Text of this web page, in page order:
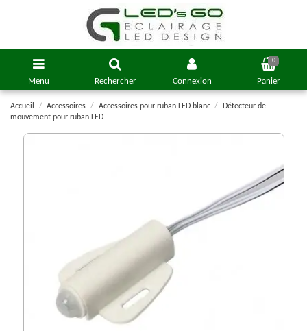
Menu Rechercher Connexion
0
Panier
Accueil Accessoires Accessoires pour ruban LED blanc
Détecteur de
mouvement pour ruban LED